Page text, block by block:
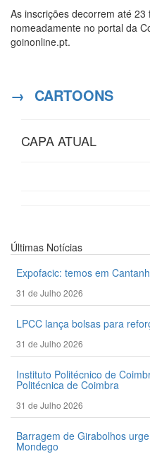
As inscrições decorrem até
nomeadamente no portal da
goinonline.pt.
→ CARTOONS
CAPA ATUAL
Últimas Notícias
Expofacic: temos em
31 de Julho 2026
LPCC lança bolsas para
31 de Julho 2026
Instituto Politécnico de
Politécnica de Coimbra
31 de Julho 2026
Barragem de Girabolhos
Mondego